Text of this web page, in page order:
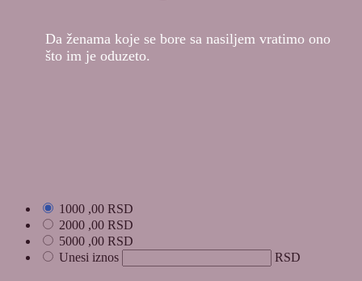
Da ženama koje se bore sa nasiljem vratimo ono
što im je oduzeto.
1000 ,00 RSD
2000 ,00 RSD
5000 ,00 RSD
Unesi iznos
RSD